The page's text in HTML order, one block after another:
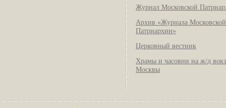
Журнал Московской
Архив «Журнала Московской
Патриархии»
Церковный вестник
Храмы и часовни на ж/д
Москвы